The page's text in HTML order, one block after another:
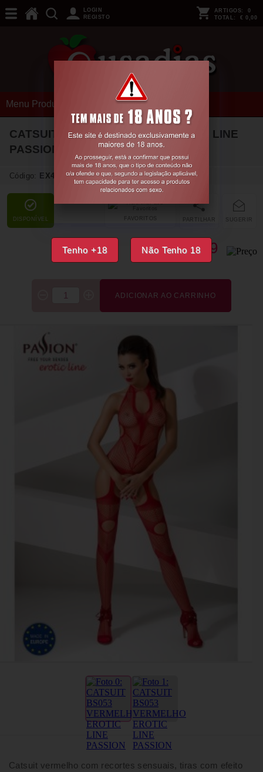
Tenho +18 Não Tenho 18
LOGIN
REGISTO
ARTIGOS: 0
TOTAL: € 0,00
Menu Produtos
CATSUIT BS053 VERMELHO EROTIC LINE
PASSION
Código: EX48403
DISPONÍVEL SUGERIR
PARTILHAR
FAVORITOS
€14, 29
ADICIONAR AO CARRINHO
Catsuit vermelho com recortes sensuais, tiras com efeito